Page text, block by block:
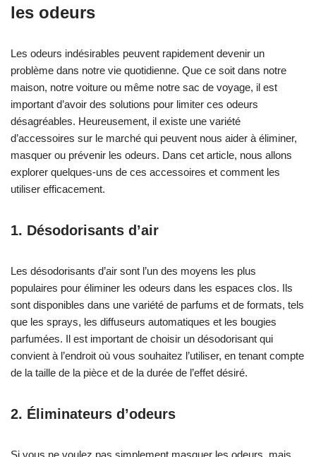
les odeurs
Les odeurs indésirables peuvent rapidement devenir un
problème dans notre vie quotidienne. Que ce soit dans notre
maison, notre voiture ou même notre sac de voyage, il est
important d’avoir des solutions pour limiter ces odeurs
désagréables. Heureusement, il existe une variété
d’accessoires sur le marché qui peuvent nous aider à éliminer,
masquer ou prévenir les odeurs. Dans cet article, nous allons
explorer quelques-uns de ces accessoires et comment les
utiliser efficacement.
1. Désodorisants d’air
Les désodorisants d’air sont l’un des moyens les plus
populaires pour éliminer les odeurs dans les espaces clos. Ils
sont disponibles dans une variété de parfums et de formats, tels
que les sprays, les diffuseurs automatiques et les bougies
parfumées. Il est important de choisir un désodorisant qui
convient à l’endroit où vous souhaitez l’utiliser, en tenant compte
de la taille de la pièce et de la durée de l’effet désiré.
2. Éliminateurs d’odeurs
Si vous ne voulez pas simplement masquer les odeurs, mais